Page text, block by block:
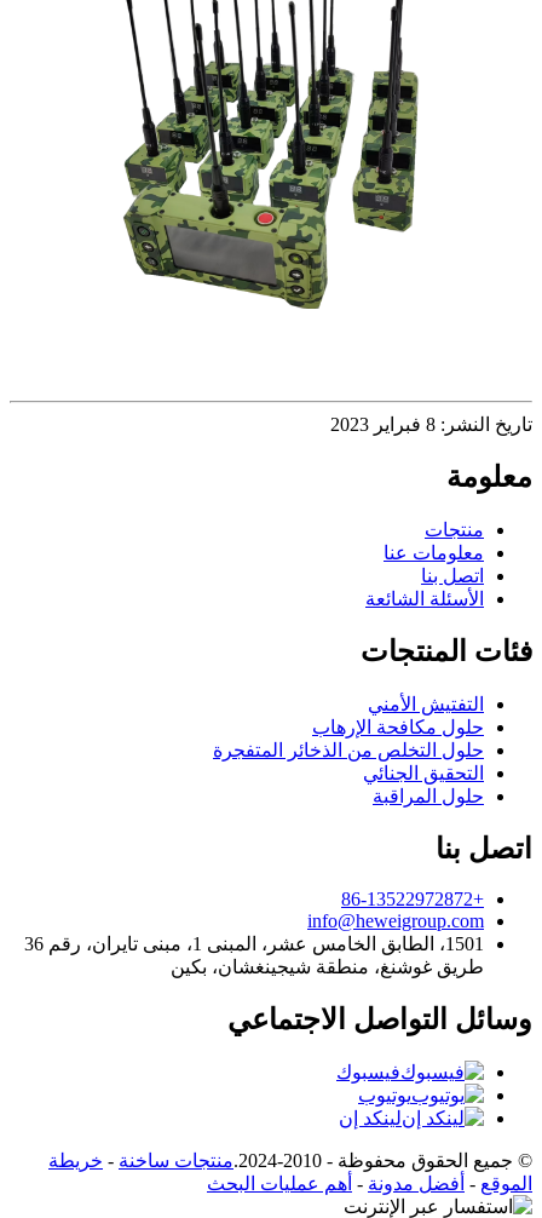
تاريخ النشر: 8 فبراير 2023
معلومة
منتجات
معلومات عنا
اتصل بنا
الأسئلة الشائعة
فئات المنتجات
التفتيش الأمني
حلول مكافحة الإرهاب
حلول التخلص من الذخائر المتفجرة
التحقيق الجنائي
حلول المراقبة
اتصل بنا
+86-13522972872
info@heweigroup.com
1501، الطابق الخامس عشر، المبنى 1، مبنى تايران، رقم 36
طريق غوشنغ، منطقة شيجينغشان، بكين
وسائل التواصل الاجتماعي
فيسبوك
يوتيوب
لينكد إن
© جميع الحقوق محفوظة - 2010-2024. منتجات ساخنة - خريطة
الموقع - أفضل مدونة - أهم عمليات البحث